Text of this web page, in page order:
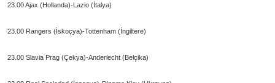
23.00 Ajax (Hollanda)-Lazio (İtalya)
23.00 Rangers (İskoçya)-Tottenham (İngiltere)
23.00 Slavia Prag (Çekya)-Anderlecht (Belçika)